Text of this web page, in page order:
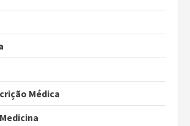
Médica